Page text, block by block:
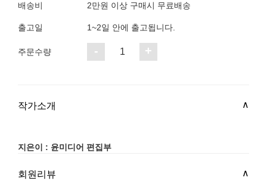
배송비 2만원 이상 구매시 무료배송
출고일 1~2일 안에 출고됩니다.
주문수량 - 1 +
작가소개
지은이 : 윤미디어 편집부
회원리뷰